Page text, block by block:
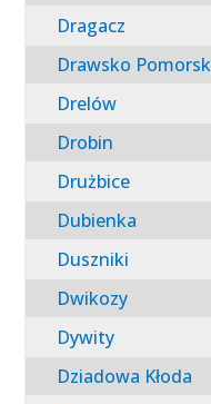
Dragacz
Drawsko
Drelów
Drobin
Drużbice
Dubienka
Duszniki
Dwikozy
Dywity
Dziadowa Kłoda